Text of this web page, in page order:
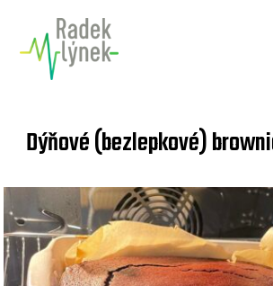
Dýňové (bezlepkové)